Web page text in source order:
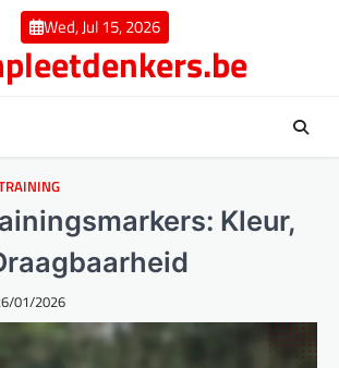
Wed, Jul 15, 2026
Kleur,
01/2026